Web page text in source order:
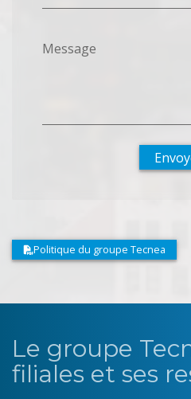
Message
Politique du groupe Tecnea
Le groupe
filiales et ses